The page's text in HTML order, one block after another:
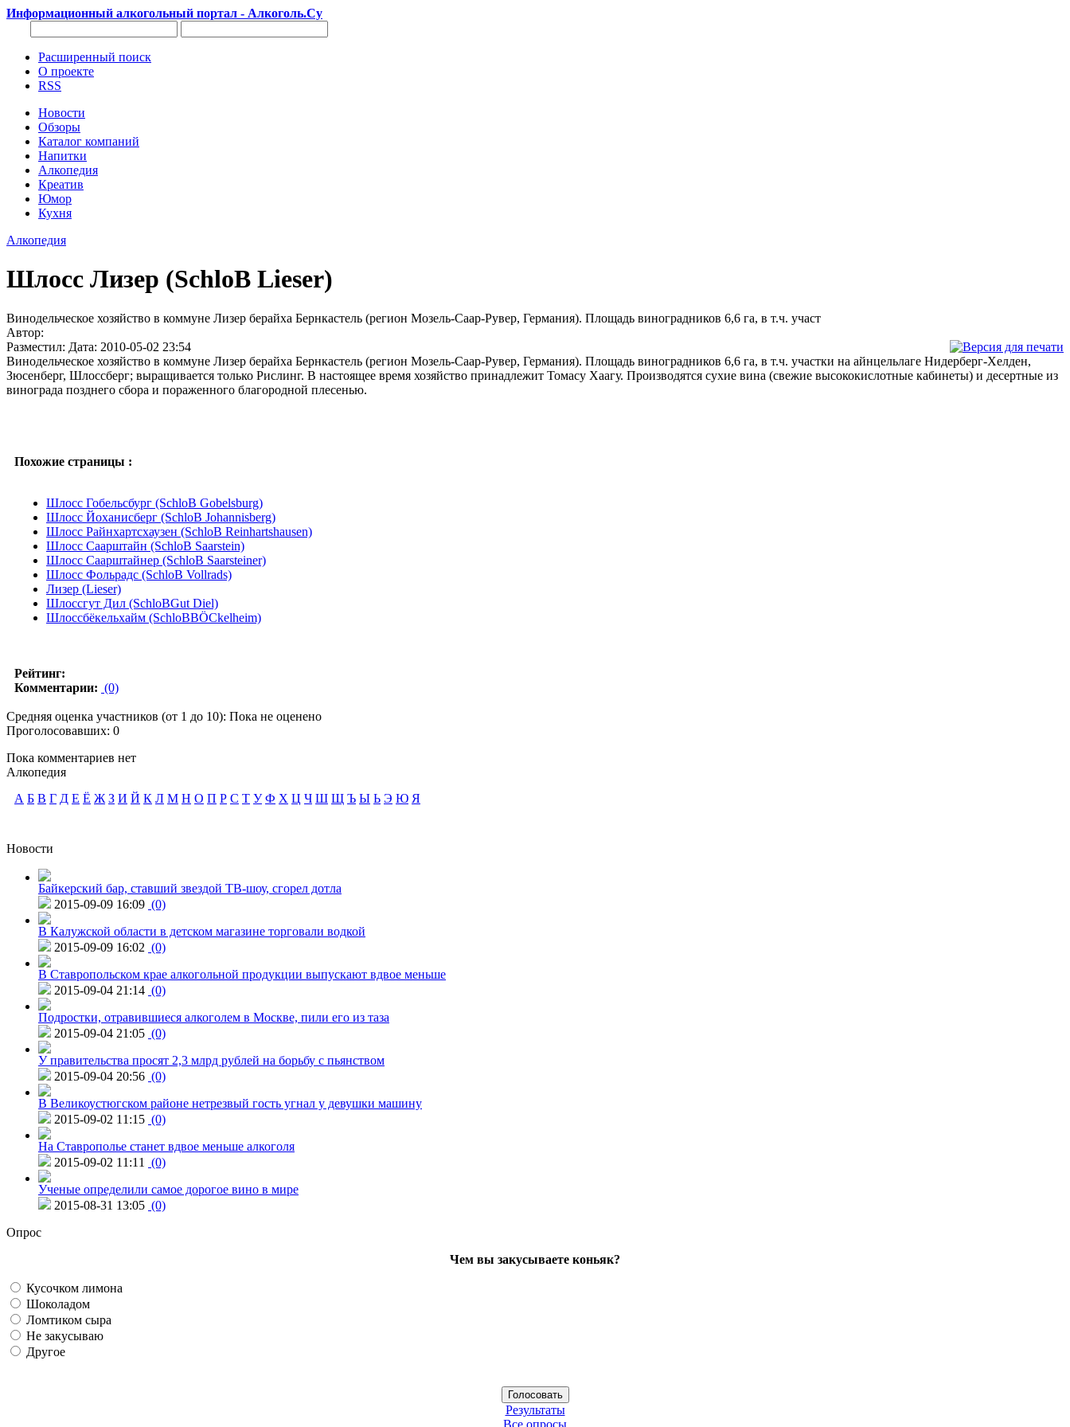
Информационный алкогольный портал - Алкоголь.Су
Расширенный поиск
О проекте
RSS
Новости
Обзоры
Каталог компаний
Напитки
Алкопедия
Креатив
Юмор
Кухня
Алкопедия
Шлосс Лизер (SchloΒ Lieser)
Винодельческое хозяйство в коммуне Лизер берайха Бернкастель (регион Мозель-Саар-Рувер, Германия). Площадь виноградников 6,6 га, в т.ч. участ
Автор:
Разместил: Дата: 2010-05-02 23:54
Винодельческое хозяйство в коммуне Лизер берайха Бернкастель (регион Мозель-Саар-Рувер, Германия). Площадь виноградников 6,6 га, в т.ч. участки на айнцельлаге Нидерберг-Хелден,
Зюсенберг, Шлоссберг; выращивается только Рислинг. В настоящее время хозяйство принадлежит Томасу Хаагу. Производятся сухие вина (свежие высококислотные кабинеты) и десертные из
винограда позднего сбора и пораженного благородной плесенью.
Похожие страницы :
Шлосс Гобельсбург (SchloΒ Gobelsburg)
Шлосс Йоханисберг (SchloΒ Johannisberg)
Шлосс Райнхартсхаузен (SchloΒ Reinhartshausen)
Шлосс Саарштайн (SchloΒ Saarstein)
Шлосс Саарштайнер (SchloΒ Saarsteiner)
Шлосс Фольрадс (SchloΒ Vollrads)
Лизер (Lieser)
Шлоссгут Дил (SchloΒGut Diel)
Шлоссбёкельхайм (SchloΒBÖCkelheim)
Рейтинг:
Комментарии: (0)
Средняя оценка участников (от 1 до 10): Пока не оценено
Проголосовавших: 0
Пока комментариев нет
Алкопедия
А Б В Г Д Е Ё Ж З И Й К Л М Н О П Р С Т У Ф Х Ц Ч Ш Щ Ъ Ы Ь Э Ю Я
Новости
Байкерский бар, ставший звездой ТВ-шоу, сгорел дотла
2015-09-09 16:09 (0)
В Калужской области в детском магазине торговали водкой
2015-09-09 16:02 (0)
В Ставропольском крае алкогольной продукции выпускают вдвое меньше
2015-09-04 21:14 (0)
Подростки, отравившиеся алкоголем в Москве, пили его из таза
2015-09-04 21:05 (0)
У правительства просят 2,3 млрд рублей на борьбу с пьянством
2015-09-04 20:56 (0)
В Великоустюгском районе нетрезвый гость угнал у девушки машину
2015-09-02 11:15 (0)
На Ставрополье станет вдвое меньше алкоголя
2015-09-02 11:11
(0)
Ученые определили самое дорогое вино в мире
2015-08-31 13:05 (0)
Опрос
Чем вы закусываете коньяк?
Кусочком лимона
Шоколадом
Ломтиком сыра
Не закусываю
Другое
Результаты
Все опросы